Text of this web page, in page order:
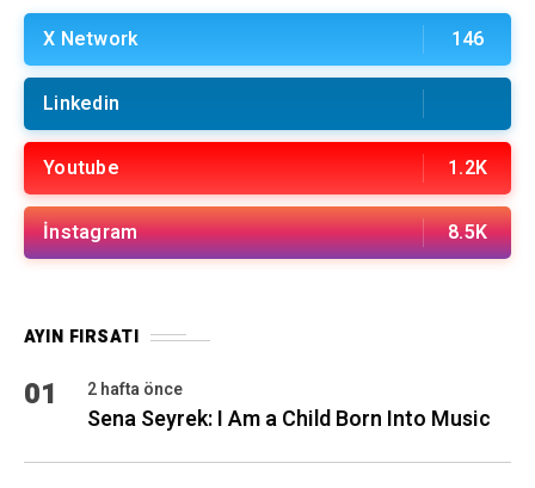
X Network 146
Linkedin
Youtube 1.2K
İnstagram 8.5K
AYIN FIRSATI
01 2 hafta önce
Sena Seyrek: I Am a Child Born Into Music